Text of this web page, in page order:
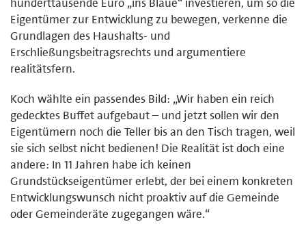
Eigentümer zur Entwicklung zu bewegen, verkenne die
Grundlagen des Haushalts- und
Erschließungsbeitragsrechts und argumentiere
realitätsfern.
Koch wählte ein passendes Bild: „Wir haben ein reich
gedecktes Buffet aufgebaut – und jetzt sollen wir den
Eigentümern noch die Teller bis an den Tisch tragen, weil
sie sich selbst nicht bedienen! Die Realität ist doch eine
andere: In 11 Jahren habe ich keinen
Grundstückseigentümer erlebt, der bei einem konkreten
Entwicklungswunsch nicht proaktiv auf die Gemeinde
oder Gemeinderäte zugegangen wäre.“